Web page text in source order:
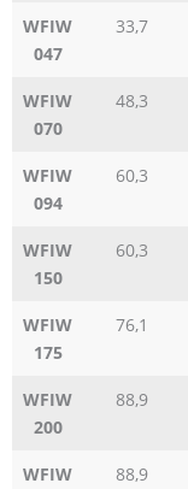
WFIW
047
33,7
WFIW
070
48,3
WFIW
094
60,3
WFIW
150
60,3
WFIW
175
76,1
WFIW
200
88,9
WFIW
88,9